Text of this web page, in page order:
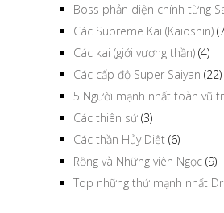
Boss phản diện chính từng
Các Supreme Kai (Kaioshin)
Các kai (giới vương thần) (4)
Các cấp độ Super Saiyan (22)
5 Người mạnh nhất toàn vũ
Các thiên sứ (3)
Các thần Hủy Diệt (6)
Rồng và Những viên Ngọc (9)
Top những thứ mạnh nhất